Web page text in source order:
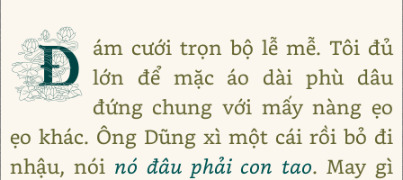
Đ ám cưới trọn bộ lễ mễ. Tôi đủ
lớn để mặc áo dài phù dâu
đứng chung với mấy nàng ẹo
ẹo khác. Ông Dũng xì một cái rồi bỏ đi
nhậu, nói nó đâu phải con tao. May gì